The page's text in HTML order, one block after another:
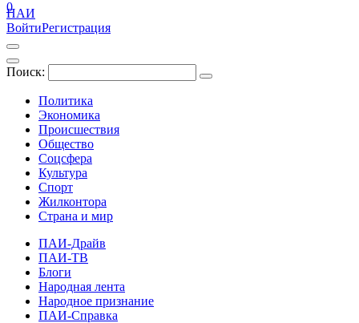
ПАИ
ВойтиРегистрация
Поиск:
Политика
Экономика
Происшествия
Общество
Соцсфера
Культура
Спорт
Жилконтора
Страна и мир
ПАИ-Драйв
ПАИ-ТВ
Блоги
Народная лента
Народное признание
ПАИ-Справка
0